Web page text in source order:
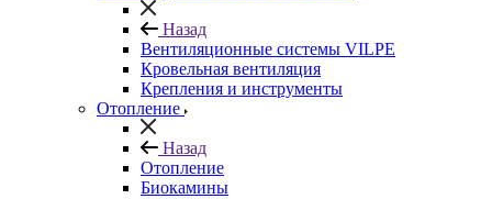
Назад
Вентиляционные системы VILPE
Кровельная вентиляция
Крепления и инструменты
Отопление
Назад
Отопление
Биокамины